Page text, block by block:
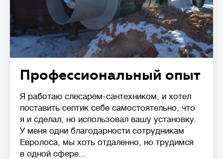
Профессиональный опыт
Я работаю слесарем-сантехником, и хотел
поставить септик себе самостоятельно, что
я и сделал, но использовал вашу установку.
У меня одни благодарности сотрудникам
Евролоса, мы хоть отдаленно, но трудимся
в одной сфере...